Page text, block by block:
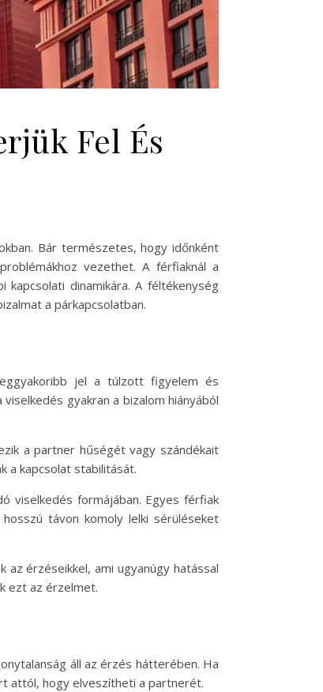
Fel És
Bár természetes, hogy időnként
vezethet. A férfiaknál a
dinamikára. A féltékenység
a párkapcsolatban.
jel a túlzott figyelem és
gyakran a bizalom hiányából
a partner hűségét vagy szándékait
a kapcsolat stabilitását.
viselkedés formájában. Egyes férfiak
távon komoly lelki sérüléseket
érzéseikkel, ami ugyanúgy hatással
ezt az érzelmet.
áll az érzés hátterében. Ha
attól, hogy elveszítheti a partnerét.